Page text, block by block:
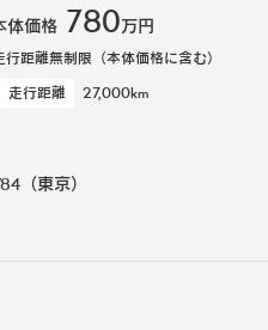
体価格 780万円
距離無制限（本体価格に含む）
走行距離 27,000km
（東京）